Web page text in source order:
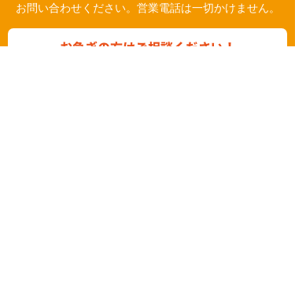
お問い合わせください。営業電話は一切かけません。
お急ぎの方はご相談ください！